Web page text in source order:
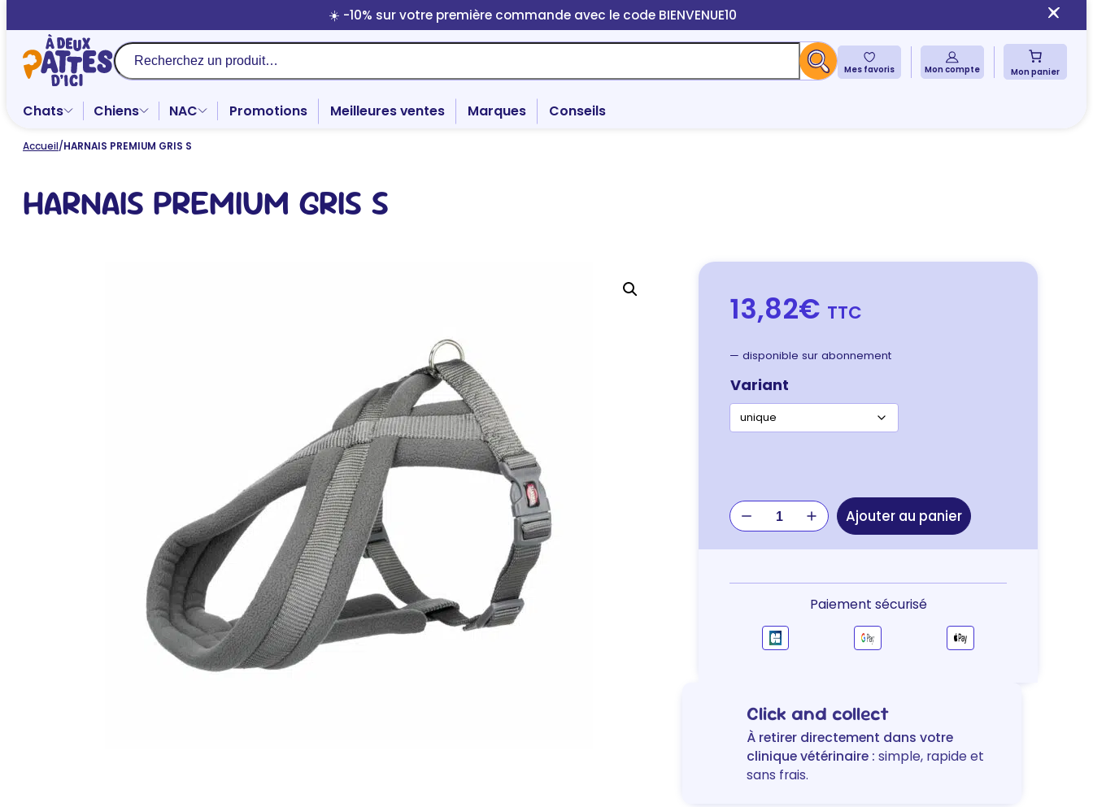
au
contenu
☀️ -10% sur votre première commande avec le code BIENVENUE10
Recherche
Mes favoris Mon compte Mon panier
Chats Chiens NAC Promotions Meilleures ventes Marques Conseils
Accueil/HARNAIS PREMIUM GRIS S
HARNAIS PREMIUM GRIS S
13,82€ TTC
— disponible sur abonnement
Variant
quantité
de
HARNAIS
GRIS
Ajouter au panier
Paiement sécurisé
Click and collect
À retirer directement dans votre
clinique vétérinaire : simple, rapide et
sans frais.